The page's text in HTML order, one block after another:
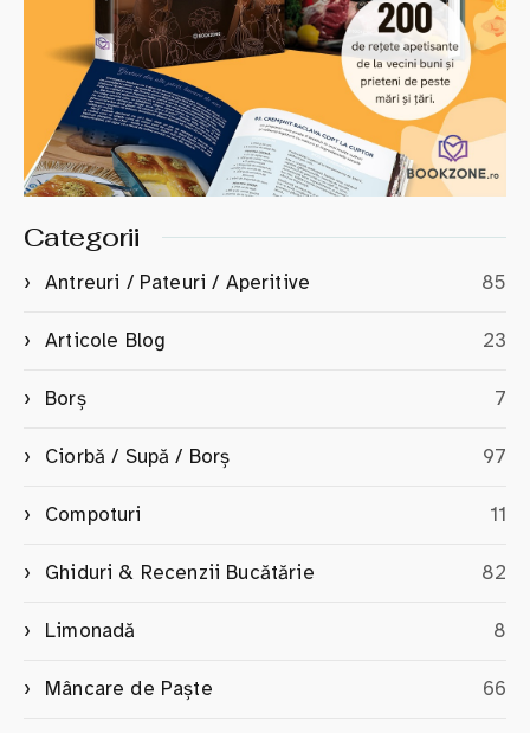
Categorii
Antreuri / Pateuri / Aperitive 85
Articole Blog 23
Borș 7
Ciorbă / Supă / Borș 97
Compoturi 11
Ghiduri & Recenzii Bucătărie 82
Limonadă 8
Mâncare de Paște 66